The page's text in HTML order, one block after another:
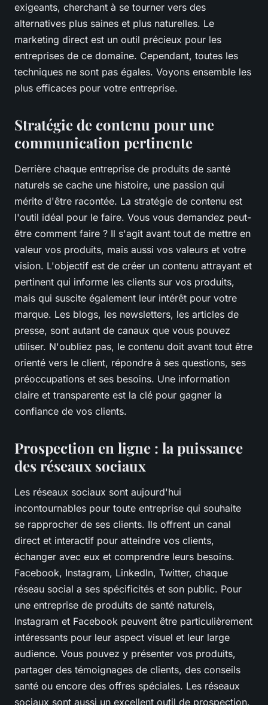
exigeants, cherchant à se tourner vers des
alternatives plus saines et plus naturelles. Le
marketing direct est un outil précieux pour les
entreprises de ce domaine. Cependant, toutes les
techniques ne sont pas égales. Voyons ensemble les
plus efficaces pour votre entreprise.
Stratégie de contenu pour une
communication pertinente
Derrière chaque entreprise de produits de santé
naturels se cache une histoire, une passion qui
mérite d'être racontée. La stratégie de contenu est
l'outil idéal pour le faire. Vous vous demandez peut-
être comment faire ? Il s'agit avant tout de mettre en
valeur vos produits, mais aussi vos valeurs et votre
vision. L'objectif est de créer un contenu attrayant et
pertinent qui informe les clients sur vos produits,
mais qui suscite également leur intérêt pour votre
marque. Les blogs, les newsletters, les articles de
presse, sont autant de canaux que vous pouvez
utiliser. N'oubliez pas, le contenu doit avant tout être
orienté vers le client, répondre à ses questions, ses
préoccupations et ses besoins. Une information
claire et transparente est la clé pour gagner la
confiance de vos clients.
Prospection en ligne : la puissance
des réseaux sociaux
Les réseaux sociaux sont aujourd'hui
incontournables pour toute entreprise qui souhaite
se rapprocher de ses clients. Ils offrent un canal
direct et interactif pour atteindre vos clients,
échanger avec eux et comprendre leurs besoins.
Facebook, Instagram, LinkedIn, Twitter, chaque
réseau social a ses spécificités et son public. Pour
une entreprise de produits de santé naturels,
Instagram et Facebook peuvent être particulièrement
intéressants pour leur aspect visuel et leur large
audience. Vous pouvez y présenter vos produits,
partager des témoignages de clients, des conseils
santé ou encore des offres spéciales. Les réseaux
sociaux sont aussi un excellent outil de prospection.